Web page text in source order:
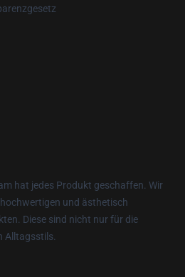
hat jedes Produkt geschaffen. Wir
und ästhetisch
Diese sind nicht nur für die
Alltagsstils.